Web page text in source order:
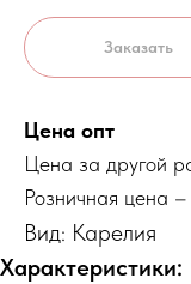
Заказать
Цена опт
Цена за другой
Розничная цена –
Вид: Карелия
Характеристики: